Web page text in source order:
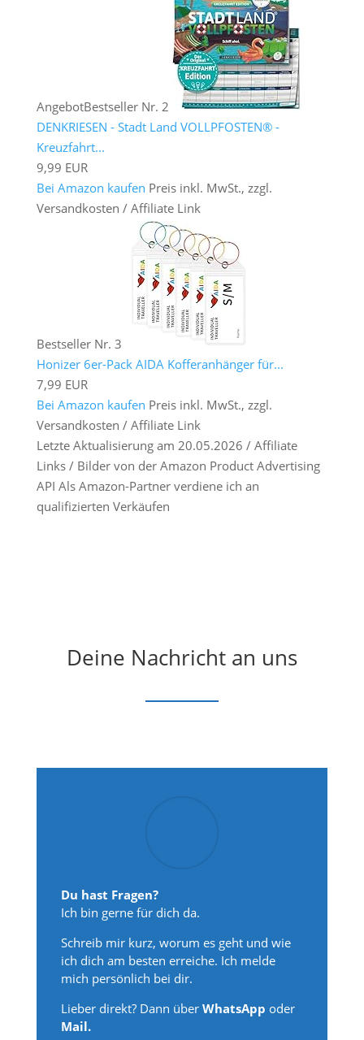
AngebotBestseller Nr. 2
DENKRIESEN - Stadt Land VOLLPFOSTEN® -
Kreuzfahrt...
9,99 EUR
Bei Amazon kaufen Preis inkl. MwSt., zzgl.
Versandkosten / Affiliate Link
Bestseller Nr. 3
Honizer 6er-Pack AIDA Kofferanhänger für...
7,99 EUR
Bei Amazon kaufen Preis inkl. MwSt., zzgl.
Versandkosten / Affiliate Link
Letzte Aktualisierung am 20.05.2026 / Affiliate
Links / Bilder von der Amazon Product Advertising
API Als Amazon-Partner verdiene ich an
qualifizierten Verkäufen
Deine Nachricht an uns
Du hast Fragen?
Ich bin gerne für dich da.
Schreib mir kurz, worum es geht und wie
ich dich am besten erreiche. Ich melde
mich persönlich bei dir.
Lieber direkt? Dann überWhatsApp oder
Mail.